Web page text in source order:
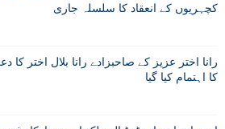
کچہریوں کے انعقاد کا سلسلہ جاری
رانا اختر عزیز کے صاحبزادے رانا بلال اختر کا
کا اہتمام کیا گیا